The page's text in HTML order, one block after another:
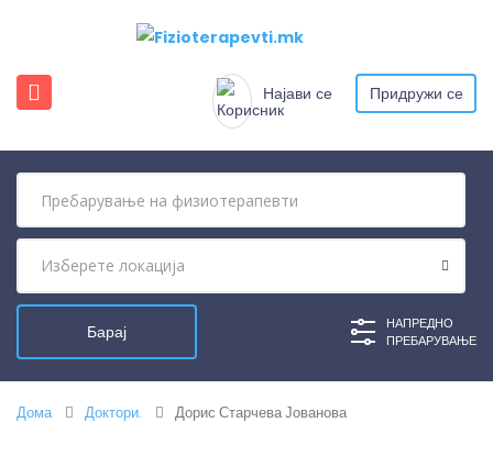
Најави се Придружи се
НАПРЕДНО
ПРЕБАРУВАЊЕ
Дома Доктори. Дорис Старчева Јованова